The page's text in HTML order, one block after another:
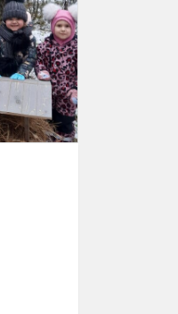
žiemą